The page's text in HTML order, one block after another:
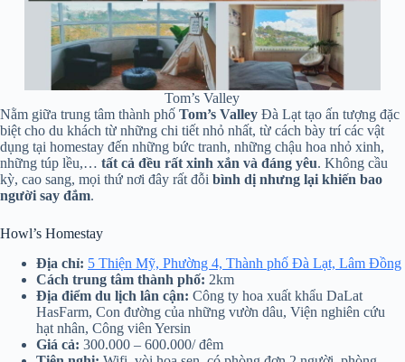
Tom’s Valley
Nằm giữa trung tâm thành phố Tom’s Valley Đà Lạt tạo ấn tượng đặc
biệt cho du khách từ những chi tiết nhỏ nhất, từ cách bày trí các vật
dụng tại homestay đến những bức tranh, những chậu hoa nhỏ xinh,
những túp lều,… tất cả đều rất xinh xắn và đáng yêu. Không cầu
kỳ, cao sang, mọi thứ nơi đây rất đỗi bình dị nhưng lại khiến bao
người say đắm.
Howl’s Homestay
Địa chỉ: 5 Thiện Mỹ, Phường 4, Thành phố Đà Lạt, Lâm Đồng
Cách trung tâm thành phố: 2km
Địa điểm du lịch lân cận: Công ty hoa xuất khẩu DaLat
HasFarm, Con đường của những vườn dâu, Viện nghiên cứu
hạt nhân, Công viên Yersin
Giá cả: 300.000 – 600.000/ đêm